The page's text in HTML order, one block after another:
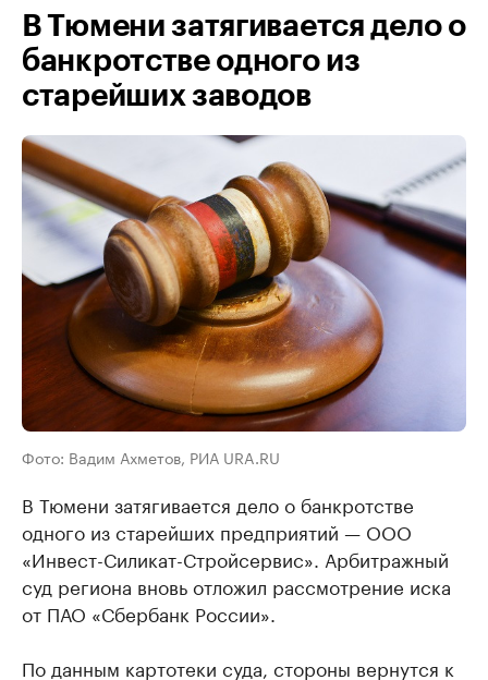
В Тюмени затягивается дело о
банкротстве одного из
старейших заводов
Фото: Вадим Ахметов, РИА URA.RU
В Тюмени затягивается дело о банкротстве ​
одного из старейших предприятий — ООО
«Инвест-Силикат-Стройсервис». ​Арбитражный
суд региона вновь отложил рассмотрение иска
от ПАО «Сбербанк России».
По данным картотеки суда, стороны вернутся к